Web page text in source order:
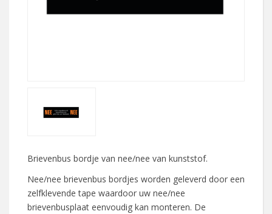
Brievenbus bordje van nee/nee van kunststof.
Nee/nee brievenbus bordjes worden geleverd door een
zelfklevende tape waardoor uw nee/nee
brievenbusplaat eenvoudig kan monteren. De